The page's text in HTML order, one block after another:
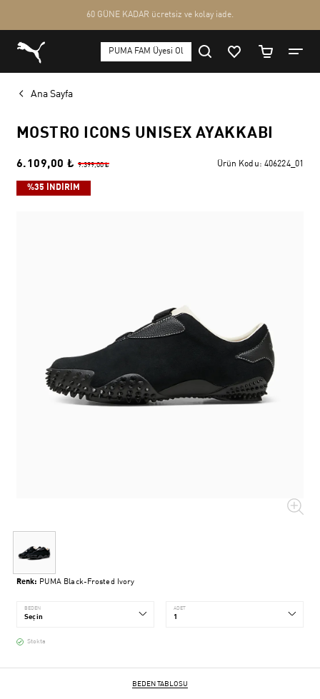
Ana Sayfa
MOSTRO ICONS UNISEX AYAKKABI
6.109,00 ₺ 9.399,00 ₺ Ürün Kodu: 406224_01
%35 İNDİRİM
Renk: PUMA Black-Frosted Ivory
BEDEN ADET
Stokta
BEDEN TABLOSU